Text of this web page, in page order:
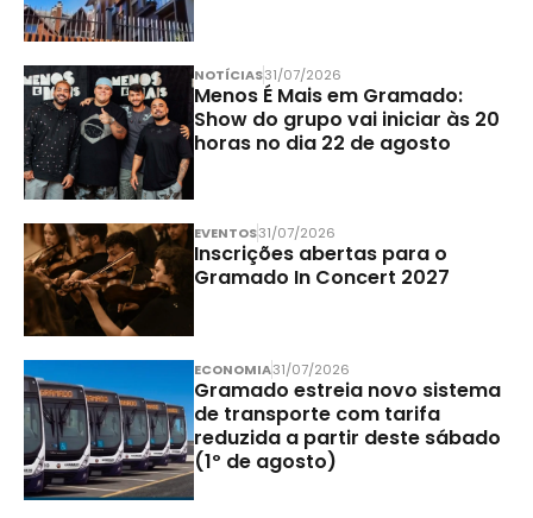
NOTÍCIAS31/07/2026
Menos É Mais em Gramado:
Show do grupo vai iniciar às 20
horas no dia 22 de agosto
EVENTOS31/07/2026
Inscrições abertas para o
Gramado In Concert 2027
ECONOMIA31/07/2026
Gramado estreia novo sistema
de transporte com tarifa
reduzida a partir deste sábado
(1º de agosto)